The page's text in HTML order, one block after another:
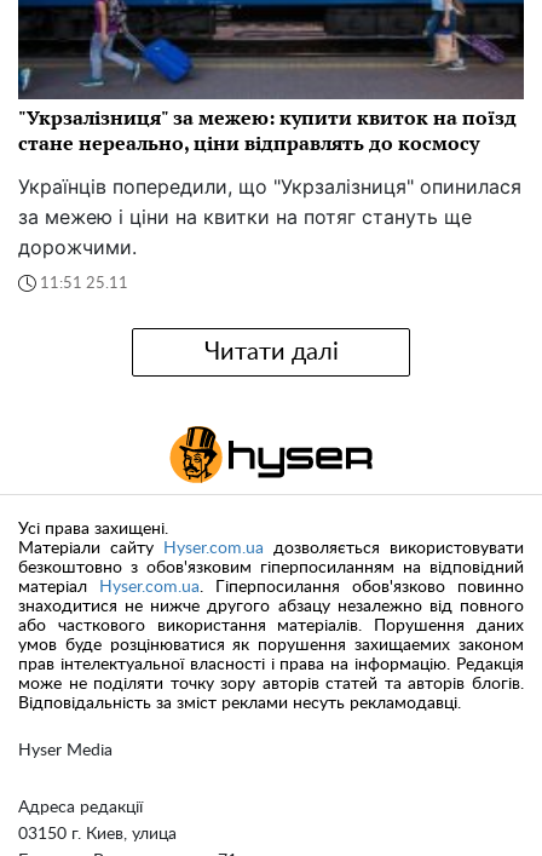
"Укрзалізниця" за межею: купити квиток на поїзд
стане нереально, ціни відправлять до космосу
Українців попередили, що "Укрзалізниця" опинилася
за межею і ціни на квитки на потяг стануть ще
дорожчими.
11:51 25.11
Читати далі
Hyser Media
Адреса редакції
03150 г. Киев, улица
Усі права захищені.
Матеріали сайту
Hyser.com.ua дозволяється використовувати
безкоштовно з обов'язковим гіперпосиланням на відповідний
матеріал
Hyser.com.ua. Гіперпосилання обов'язково повинно
знаходитися не нижче другого абзацу незалежно від повного
або часткового використання матеріалів. Порушення даних
умов буде розцінюватися як порушення захищаемих законом
прав інтелектуальної власності і права на інформацію. Редакція
може не поділяти точку зору авторів статей та авторів блогів.
Відповідальність за зміст реклами несуть рекламодавці.